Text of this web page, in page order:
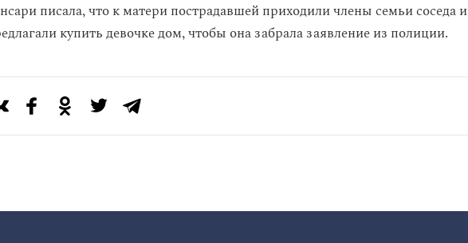
писала, что к матери пострадавшей приходили члены семьи соседа и
купить девочке дом, чтобы она забрала заявление из полиции.